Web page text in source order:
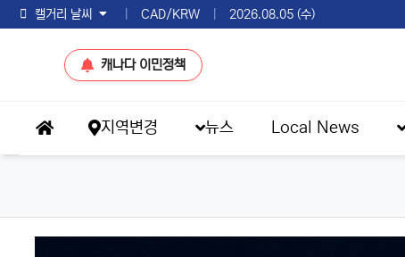
토론토 날씨 CAD/KRW 2026.08.05 (수)
캐나다 이민정책
지역변경 뉴스 Local News
홈으로
eKBS News